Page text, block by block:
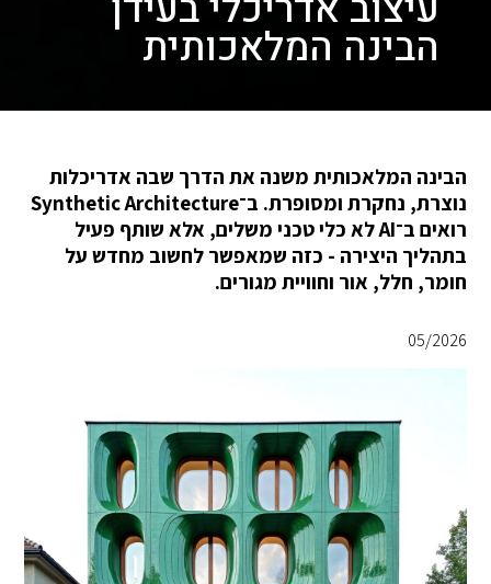
הבינה המלאכותית
הבינה המלאכותית משנה את הדרך שבה אדריכלות
נוצרת, נחקרת ומסופרת. ב־Synthetic Architecture
רואים ב־AI לא כלי טכני משלים, אלא שותף פעיל
בתהליך היצירה - כזה שמאפשר לחשוב מחדש על
חומר, חלל, אור וחוויית מגורים.
05/2026